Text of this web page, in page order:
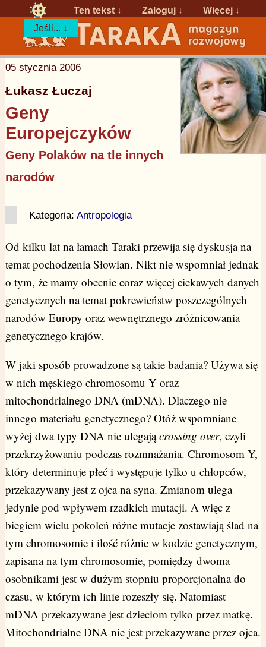
Ten tekst ↓ Zaloguj ↓
Więcej ↓
Jeśli... ↓
05 stycznia 2006
Łukasz Łuczaj
Geny
Europejczyków
Geny Polaków na tle innych
narodów
Kategoria: Antropologia
Od kilku lat na łamach Taraki przewija się dyskusja na
temat pochodzenia Słowian. Nikt nie wspomniał jednak
o tym, że mamy obecnie coraz więcej ciekawych danych
genetycznych na temat pokrewieństw poszczególnych
narodów Europy oraz wewnętrznego zróżnicowania
genetycznego krajów.
W jaki sposób prowadzone są takie badania? Używa się
w nich męskiego chromosomu Y oraz
mitochondrialnego DNA (mDNA). Dlaczego nie
innego materiału genetycznego? Otóż wspomniane
wyżej dwa typy DNA nie ulegającrossing over, czyli
przekrzyżowaniu podczas rozmnażania. Chromosom Y,
który determinuje płeć i występuje tylko u chłopców,
przekazywany jest z ojca na syna. Zmianom ulega
jedynie pod wpływem rzadkich mutacji. A więc z
biegiem wielu pokoleń różne mutacje zostawiają ślad na
tym chromosomie i ilość różnic w kodzie genetycznym,
zapisana na tym chromosomie, pomiędzy dwoma
osobnikami jest w dużym stopniu proporcjonalna do
czasu, w którym ich linie rozeszły się. Natomiast
mDNA przekazywane jest dzieciom tylko przez matkę.
Mitochondrialne DNA nie jest przekazywane przez ojca.